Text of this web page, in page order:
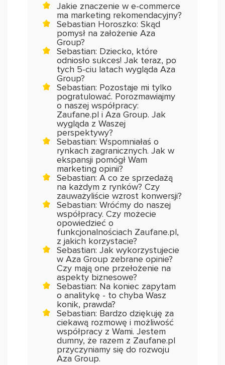
Jakie znaczenie w e-commerce
ma marketing rekomendacyjny?
Sebastian Horoszko: Skąd
pomysł na założenie Aza
Group?
Sebastian: Dziecko, które
odniosło sukces! Jak teraz, po
tych 5-ciu latach wygląda Aza
Group?
Sebastian: Pozostaje mi tylko
pogratulować. Porozmawiajmy
o naszej współpracy:
Zaufane.pl i Aza Group. Jak
wygląda z Waszej
perspektywy?
Sebastian: Wspomniałaś o
rynkach zagranicznych. Jak w
ekspansji pomógł Wam
marketing opinii?
Sebastian: A co ze sprzedażą
na każdym z rynków? Czy
zauważyliście wzrost konwersji?
Sebastian: Wróćmy do naszej
współpracy. Czy możecie
opowiedzieć o
funkcjonalnościach Zaufane.pl,
z jakich korzystacie?
Sebastian: Jak wykorzystujecie
w Aza Group zebrane opinie?
Czy mają one przełożenie na
aspekty biznesowe?
Sebastian: Na koniec zapytam
o analitykę - to chyba Wasz
konik, prawda?
Sebastian: Bardzo dziękuję za
ciekawą rozmowę i możliwość
współpracy z Wami. Jestem
dumny, że razem z Zaufane.pl
przyczyniamy się do rozwoju
Aza Group.